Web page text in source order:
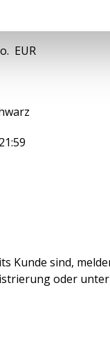
EUR
Kunde sind,
oder